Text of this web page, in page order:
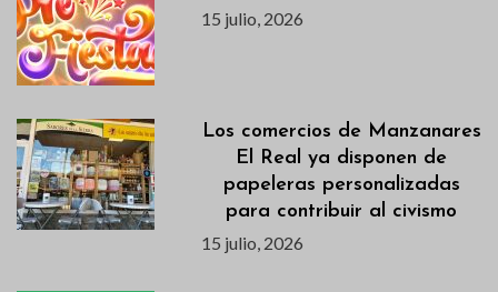
15 julio, 2026
Los comercios de Manzanares
El Real ya disponen de
papeleras personalizadas
para contribuir al civismo
15 julio, 2026